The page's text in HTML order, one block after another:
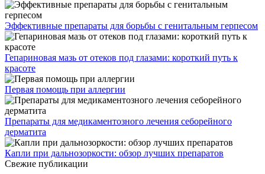
Эффективные препараты для борьбы с генитальным герпесом
Гепариновая мазь от отеков под глазами: короткий путь к
красоте
Первая помощь при аллергии
Препараты для медикаментозного лечения себорейного
дерматита
Капли при дальнозоркости: обзор лучших препаратов
Свежие публикации